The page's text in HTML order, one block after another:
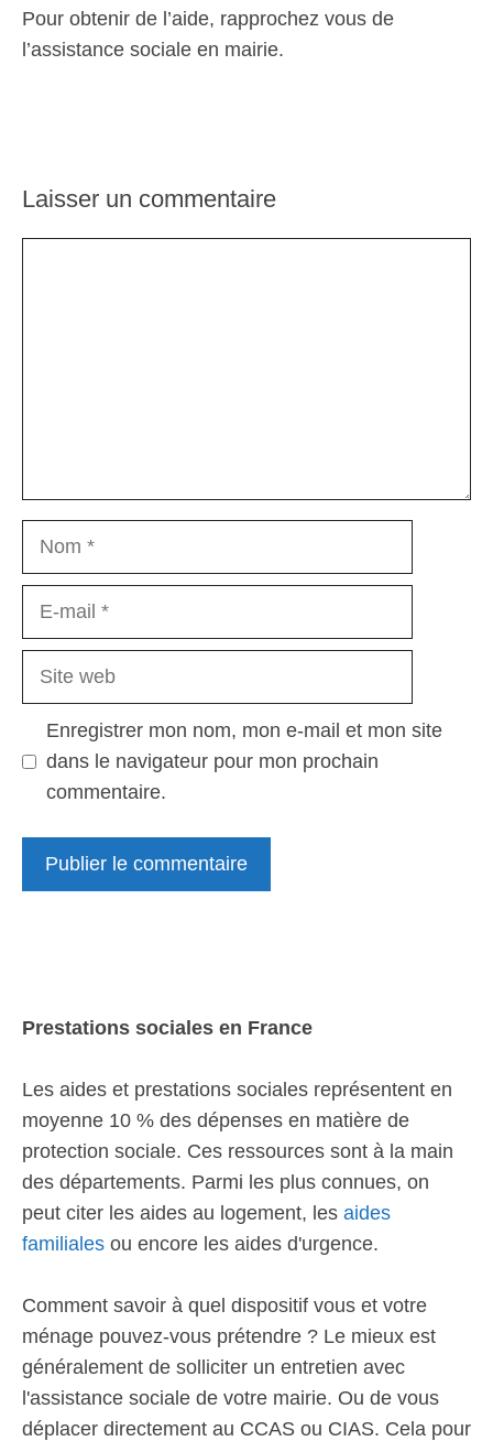
Pour obtenir de l’aide, rapprochez vous de
l’assistance sociale en mairie.
Laisser un commentaire
Nom
Site
Enregistrer mon nom, mon e-mail et mon site
dans le navigateur pour mon prochain
commentaire.
Prestations sociales en France
Les aides et prestations sociales représentent en
moyenne 10 % des dépenses en matière de
protection sociale. Ces ressources sont à la main
des départements. Parmi les plus connues, on
peut citer les aides au logement, les aides
familiales ou encore les aides d'urgence.
Comment savoir à quel dispositif vous et votre
ménage pouvez-vous prétendre ? Le mieux est
généralement de solliciter un entretien avec
l'assistance sociale de votre mairie. Ou de vous
déplacer directement au CCAS ou CIAS. Cela pour